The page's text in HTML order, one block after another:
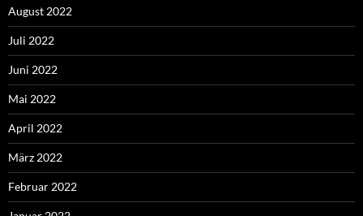
August 2022
Juli 2022
Juni 2022
Mai 2022
April 2022
März 2022
Februar 2022